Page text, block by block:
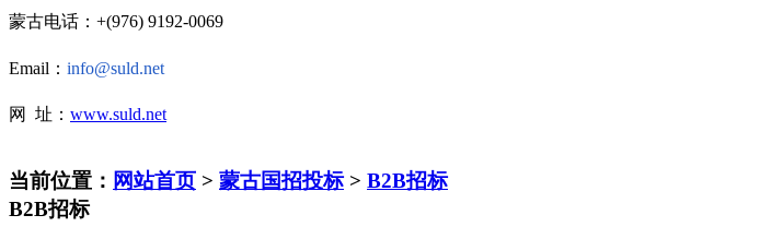
蒙古电话：+(976) 9192-0069
Email： info@suld.net
网 址： www.suld.net
当前位置： 网站首页 > 蒙古国招投标> B2B招标
B2B招标